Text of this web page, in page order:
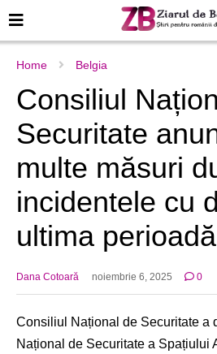
Home Belgia
Consiliul
Securitate
multe măsuri
incidentele cu
ultima perioadă
Dana Cotoară noiembrie 6, 2025 0
Consiliul Național de Securitate a
Național de Securitate a Spațiului